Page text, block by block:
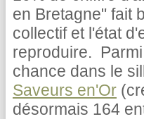
en Bretagne" fait
collectif et l'état
reproduire.
chance dans le
Saveurs en'Or
désormais 164